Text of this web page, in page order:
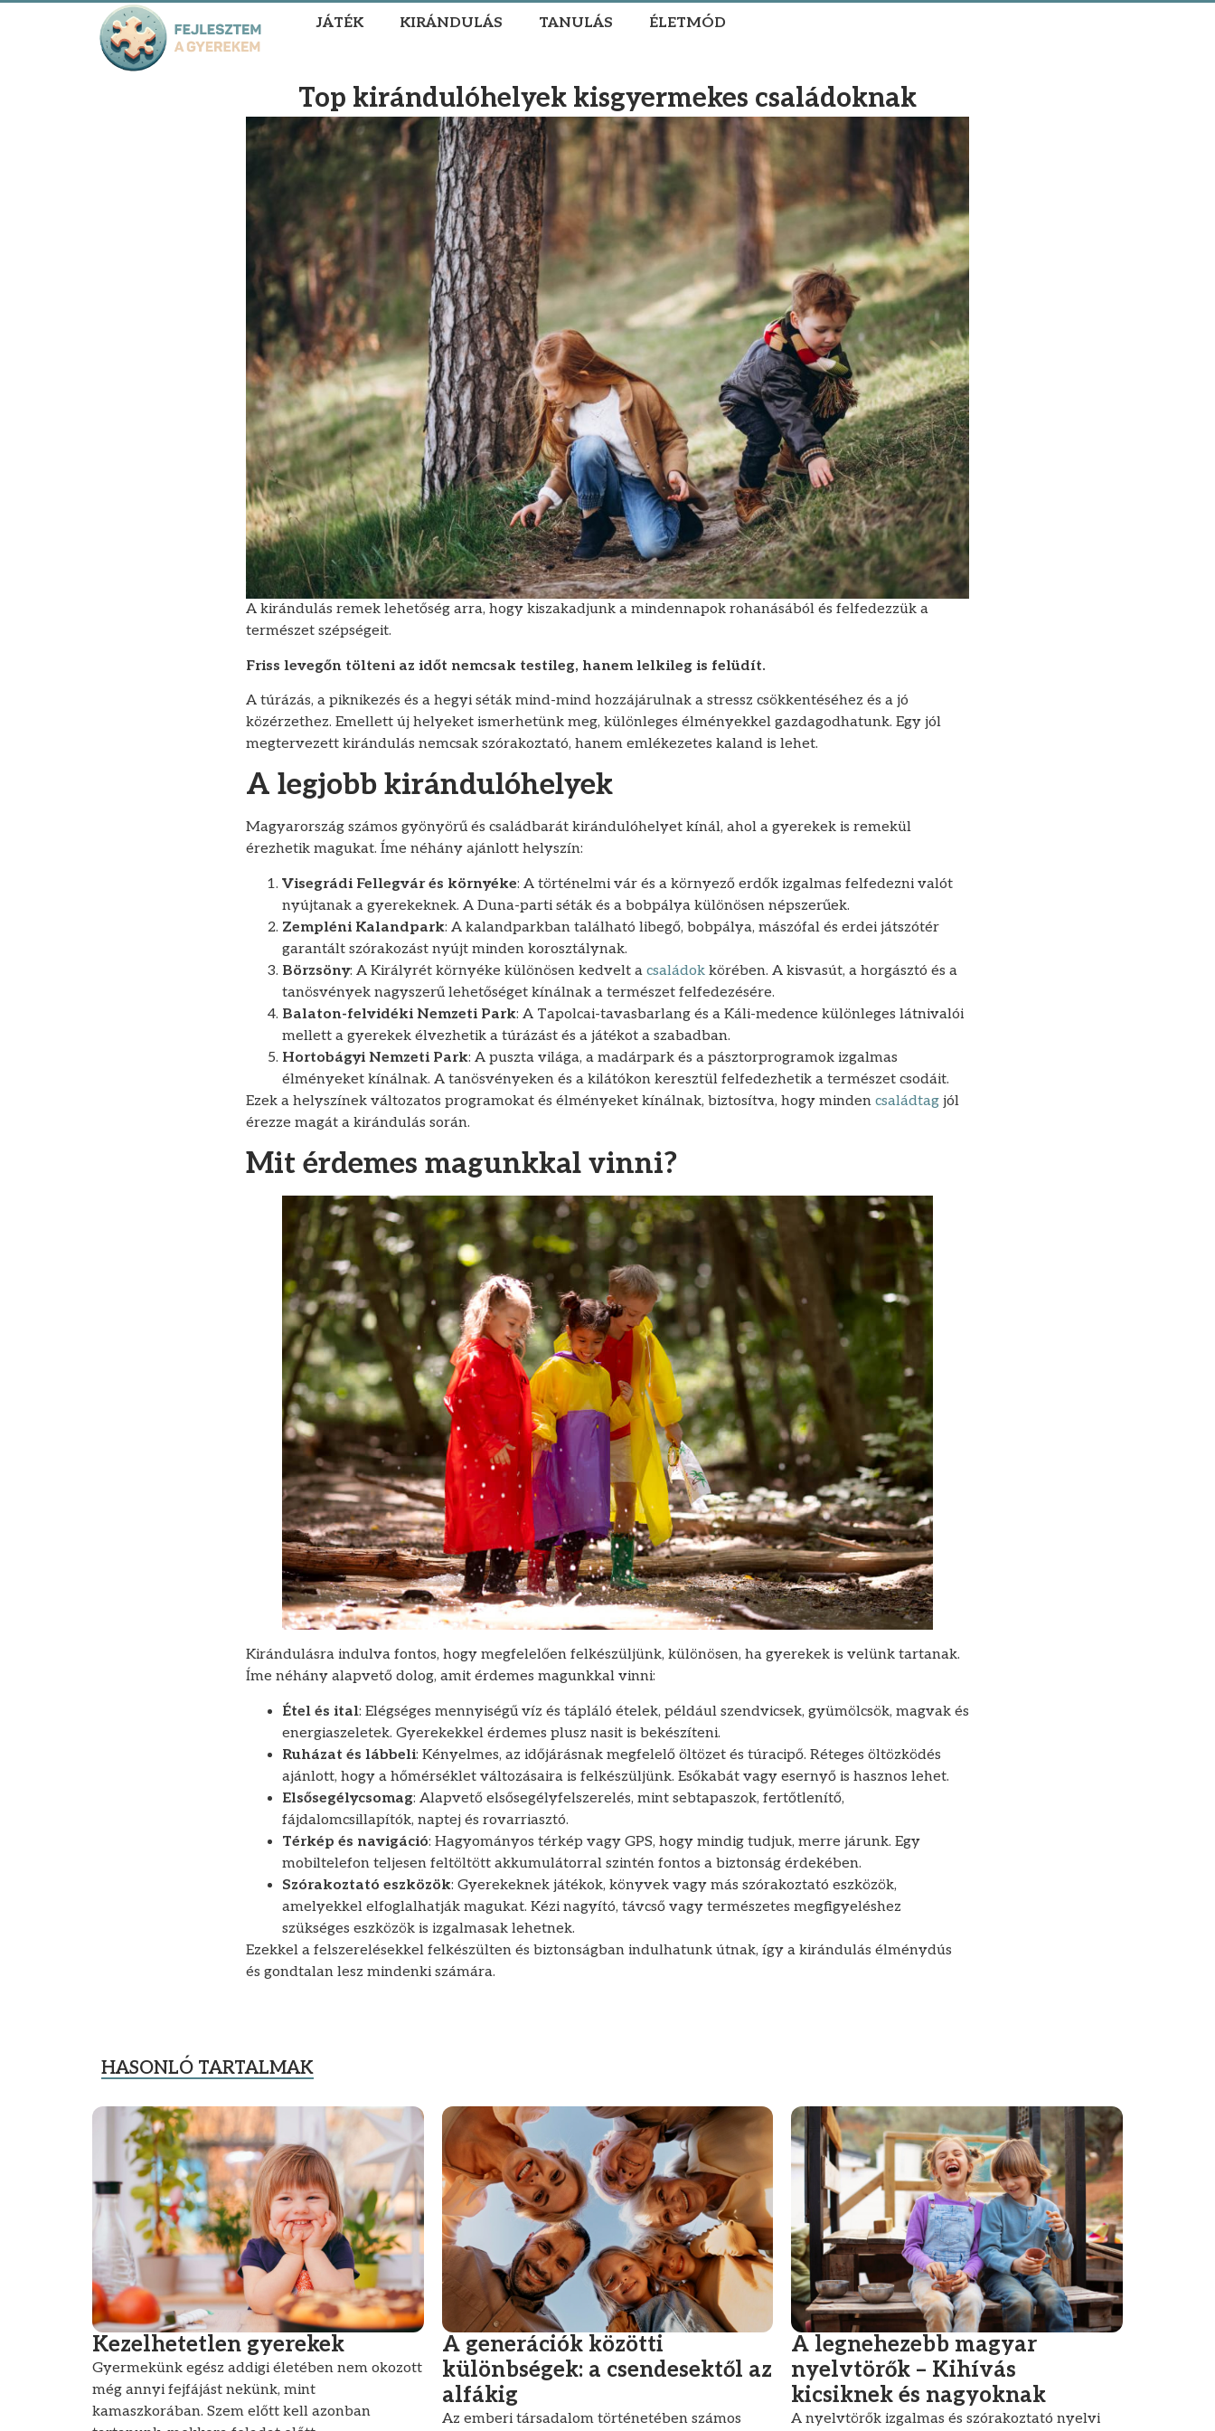
JÁTÉK KIRÁNDULÁS TANULÁS ÉLETMÓD
Top kirándulóhelyek kisgyermekes családoknak
A kirándulás remek lehetőség arra, hogy kiszakadjunk a mindennapok rohanásából és felfedezzük a
természet szépségeit.
Friss levegőn tölteni az időt nemcsak testileg, hanem lelkileg is felüdít.
A túrázás, a piknikezés és a hegyi séták mind-mind hozzájárulnak a stressz csökkentéséhez és a jó
közérzethez. Emellett új helyeket ismerhetünk meg, különleges élményekkel gazdagodhatunk. Egy jól
megtervezett kirándulás nemcsak szórakoztató, hanem emlékezetes kaland is lehet.
A legjobb kirándulóhelyek
Magyarország számos gyönyörű és családbarát kirándulóhelyet kínál, ahol a gyerekek is remekül
érezhetik magukat. Íme néhány ajánlott helyszín:
Visegrádi Fellegvár és környéke: A történelmi vár és a környező erdők izgalmas felfedezni valót
nyújtanak a gyerekeknek. A Duna-parti séták és a bobpálya különösen népszerűek.
Zempléni Kalandpark: A kalandparkban található libegő, bobpálya, mászófal és erdei játszótér
garantált szórakozást nyújt minden korosztálynak.
Börzsöny: A Királyrét környéke különösen kedvelt a családok körében. A kisvasút, a horgásztó és a
tanösvények nagyszerű lehetőséget kínálnak a természet felfedezésére.
Balaton-felvidéki Nemzeti Park: A Tapolcai-tavasbarlang és a Káli-medence különleges látnivalói
mellett a gyerekek élvezhetik a túrázást és a játékot a szabadban.
Hortobágyi Nemzeti Park: A puszta világa, a madárpark és a pásztorprogramok izgalmas
élményeket kínálnak. A tanösvényeken és a kilátókon keresztül felfedezhetik a természet csodáit.
Ezek a helyszínek változatos programokat és élményeket kínálnak, biztosítva, hogy minden családtag jól
érezze magát a kirándulás során.
Mit érdemes magunkkal vinni?
Kirándulásra indulva fontos, hogy megfelelően felkészüljünk, különösen, ha gyerekek is velünk tartanak.
Íme néhány alapvető dolog, amit érdemes magunkkal vinni:
Étel és ital: Elégséges mennyiségű víz és tápláló ételek, például szendvicsek, gyümölcsök, magvak és
energiaszeletek. Gyerekekkel érdemes plusz nasit is bekészíteni.
Ruházat és lábbeli: Kényelmes, az időjárásnak megfelelő öltözet és túracipő. Réteges öltözködés
ajánlott, hogy a hőmérséklet változásaira is felkészüljünk. Esőkabát vagy esernyő is hasznos lehet.
Elsősegélycsomag: Alapvető elsősegélyfelszerelés, mint sebtapaszok, fertőtlenítő,
fájdalomcsillapítók, naptej és rovarriasztó.
Térkép és navigáció: Hagyományos térkép vagy GPS, hogy mindig tudjuk, merre járunk. Egy
mobiltelefon teljesen feltöltött akkumulátorral szintén fontos a biztonság érdekében.
Szórakoztató eszközök: Gyerekeknek játékok, könyvek vagy más szórakoztató eszközök,
amelyekkel elfoglalhatják magukat. Kézi nagyító, távcső vagy természetes megfigyeléshez
szükséges eszközök is izgalmasak lehetnek.
Ezekkel a felszerelésekkel felkészülten és biztonságban indulhatunk útnak, így a kirándulás élménydús
és gondtalan lesz mindenki számára.
HASONLÓ TARTALMAK
Kezelhetetlen gyerekek
Gyermekünk egész addigi életében nem okozott
még annyi fejfájást nekünk, mint
kamaszkorában. Szem előtt kell azonban
A generációk közötti
különbségek: a csendesektől az
alfákig
Az emberi társadalom történetében számos
A legnehezebb magyar
nyelvtörők – Kihívás
kicsiknek és nagyoknak
A nyelvtörők izgalmas és szórakoztató nyelvi